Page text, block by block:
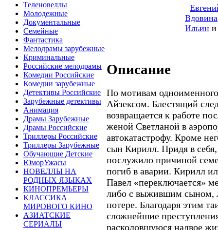
Теленовеллы
Молодежные
Документальные
Семейные
Фантастика
Мелодрамы зарубежные
Криминальные
Российские мелодрамы
Комедии Российские
Комедии зарубежные
Детективы Российские
Зарубежные детективы
Анимация
Драмы Зарубежные
Драмы Российские
Триллеры Российские
Триллеры Зарубежные
Обучающие Детские
ЮморУжасы
НОВЕЛЛЫ НА
РОДНЫХ ЯЗЫКАХ
КИНОПРЕМЬЕРЫ
КЛАССИКА
МИРОВОГО КИНО
АЗИАТСКИЕ
СЕРИАЛЫ
Вдовина
Ильин и
Описание
По мотивам
Айзексом. Блестящий
возвращается к работе
женой Светланой в
автокатастрофу. Кроме
сын Кирилл. Придя в
послужило причиной
погиб в аварии. Кирилл
Павел «переключается»
либо с выжившим сыном,
потере. Благодаря этим
сложнейшие
расколовшуюся надвое